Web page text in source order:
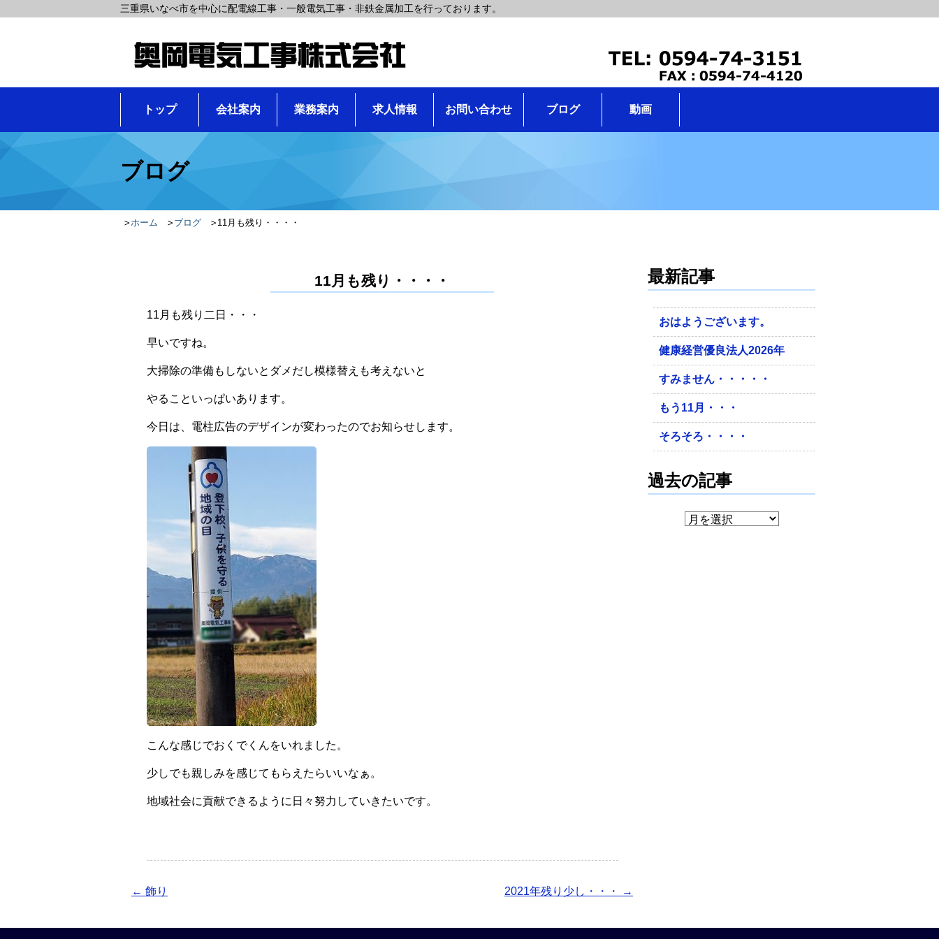
三重県いなべ市を中心に配電線工事・一般電気工事・非鉄金属加工を行っております。
トップ 会社案内 業務案内 求人情報 お問い合わせ ブログ 動画
ブログ
ホーム ブログ 11月も残り・・・・
11月も残り・・・・
11月も残り二日・・・
早いですね。
大掃除の準備もしないとダメだし模様替えも考えないと
やることいっぱいあります。
今日は、電柱広告のデザインが変わったのでお知らせします。
こんな感じでおくでくんをいれました。
少しでも親しみを感じてもらえたらいいなぁ。
地域社会に貢献できるように日々努力していきたいです。
← 飾り 2021年残り少し・・・ →
最新記事
おはようございます。
健康経営優良法人2026年
すみません・・・・・
もう11月・・・
そろそろ・・・・
過去の記事